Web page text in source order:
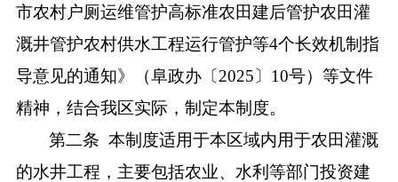
市农村户厕运维管护高标准农田建后管护农田灌
溉井管护农村供水工程运行管护等4个长效机制指
导意见的通知》（阜政办〔 2025〕10号）等文件
精神，结合我区实际，制定本制度。
第二条 本制度适用于本区域内用于农田灌溉
的水井工程，主要包括农业、水利等部门投资建